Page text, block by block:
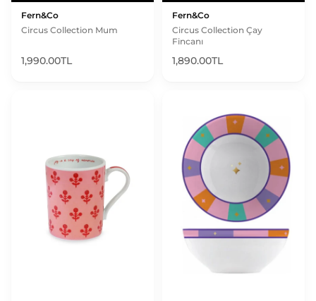
Fern&Co
Circus Collection Mum
1,990.00TL
Fern&Co
Circus Collection Çay
Fincanı
1,890.00TL